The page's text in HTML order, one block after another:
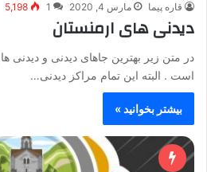
قاره پیما مارس 4, 2020 1
5,198
دیدنی های ارمنستان
در متن زیر بهترین جاهای دیدنی و دیدنی
است . البته این تمام مراکز دیدنی…
بیشتر بخوانید »